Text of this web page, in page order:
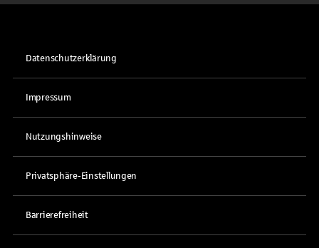
Datenschutzerklärung
Impressum
Nutzungshinweise
Privatsphäre-Einstellungen
Barrierefreiheit